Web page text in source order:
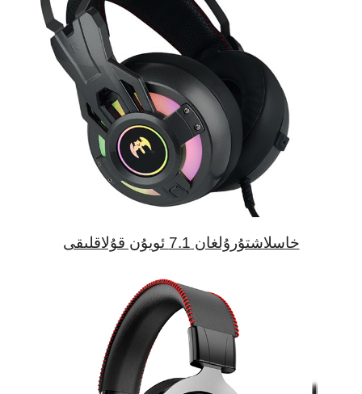
خاسلاشتۇرۇلغان 7.1 ئويۇن قۇلاقلىقى